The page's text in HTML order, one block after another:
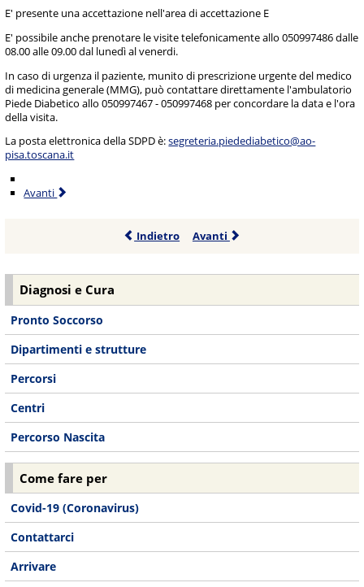
E' presente una accettazione nell'area di accettazione E
E' possibile anche prenotare le visite telefonicamente allo 050997486 dalle
08.00 alle 09.00 dal lunedì al venerdi.
In caso di urgenza il paziente, munito di prescrizione urgente del medico
di medicina generale (MMG), può contattare direttamente l'ambulatorio
Piede Diabetico allo 050997467 - 050997468 per concordare la data e l'ora
della visita.
La posta elettronica della SDPD è:segreteria.piedediabetico@ao-
pisa.toscana.it
Avanti
Indietro Avanti
Diagnosi e Cura
Pronto Soccorso
Dipartimenti e strutture
Percorsi
Centri
Percorso Nascita
Come fare per
Covid-19 (Coronavirus)
Contattarci
Arrivare